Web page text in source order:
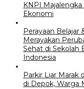
KNPI
Ekonomi
Perayaan Belajar
Merayakan
Sehat di Sekolah
Indonesia
Parkir Liar Marak
di Depok, Warga